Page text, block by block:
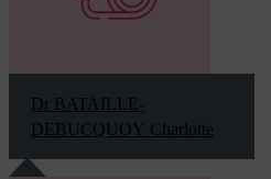
Dr BATAILLE-
DEBUCQUOY Charlotte